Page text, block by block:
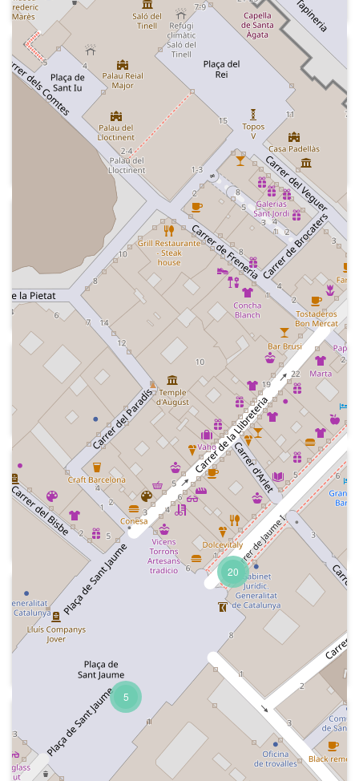
5
20
2018-01-19
Kiss FM - Las mañanas Kiss
Secció "El ranquing de cinco twits de
famosos", amb un recull de
publicacions a la xarxa Twitter
(posteriorment X) de persones
populars en aquell moment
2017-10-30
Kiss FM - Las mañanas Kiss
Secció "El manual de la señorita Kiss",
comentari sobre els influenciadors i el
tema com ser l'altra (l'amant)
2022-04-13
Kiss FM
Indicatiu dels 20 anys de l'emissora
2021
Kiss FM
Indicatiu de l' emissora "la energía de
los 80"
Indicatiu i dóna pas a "Kiss FM noticias"
amb Jorge Quiroga
Kiss FM
Dos indicatius de l'emissora